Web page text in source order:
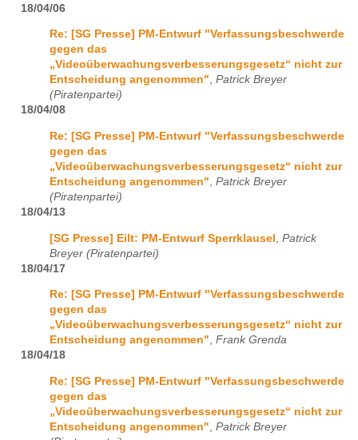
18/04/06
Re: [SG Presse] PM-Entwurf "Verfassungsbeschwerde
gegen das
„Videoüberwachungsverbesserungsgesetz“ nicht zur
Entscheidung angenommen", Patrick Breyer
(Piratenpartei)
18/04/08
Re: [SG Presse] PM-Entwurf "Verfassungsbeschwerde
gegen das
„Videoüberwachungsverbesserungsgesetz“ nicht zur
Entscheidung angenommen" Patrick Breyer
(Piratenpartei)
18/04/13
[SG Presse] Eilt: PM-Entwurf Sperrklausel Patrick
Breyer (Piratenpartei)
18/04/17
Re: [SG Presse] PM-Entwurf "Verfassungsbeschwerde
gegen das
„Videoüberwachungsverbesserungsgesetz“ nicht zur
Entscheidung angenommen", Frank Grenda
18/04/18
Re: [SG Presse] PM-Entwurf "Verfassungsbeschwerde
gegen das
„Videoüberwachungsverbesserungsgesetz“ nicht zur
Entscheidung angenommen" Patrick Breyer